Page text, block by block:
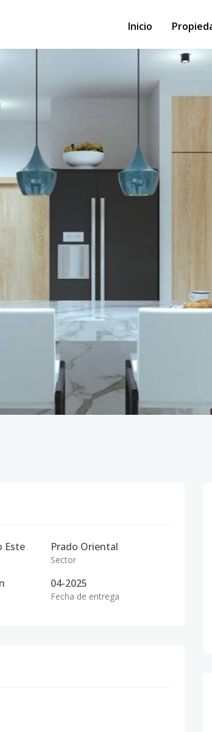
Inicio
Este Prado Oriental
Sector
04-2025
Fecha de entrega